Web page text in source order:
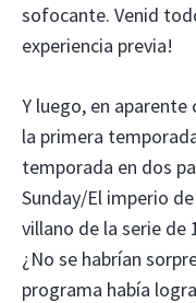
sofocante. Venid
experiencia previa!
Y luego, en
la primera
temporada en dos
Sunday/El imperio
villano de la serie de
¿No se habrían
programa había